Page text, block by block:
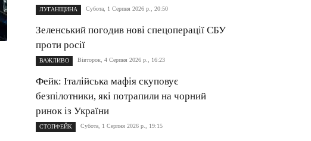
ЛУГАНЩИНА Субота, 1 Серпня 2026 р., 20:50
Зеленський погодив нові спецоперації СБУ
проти росії
ВАЖЛИВО Вівторок, 4 Серпня 2026 р., 16:23
Фейк: Італійська мафія скуповує
безпілотники, які потрапили на чорний
ринок із України
СТОПФЕЙК Субота, 1 Серпня 2026 р., 19:15